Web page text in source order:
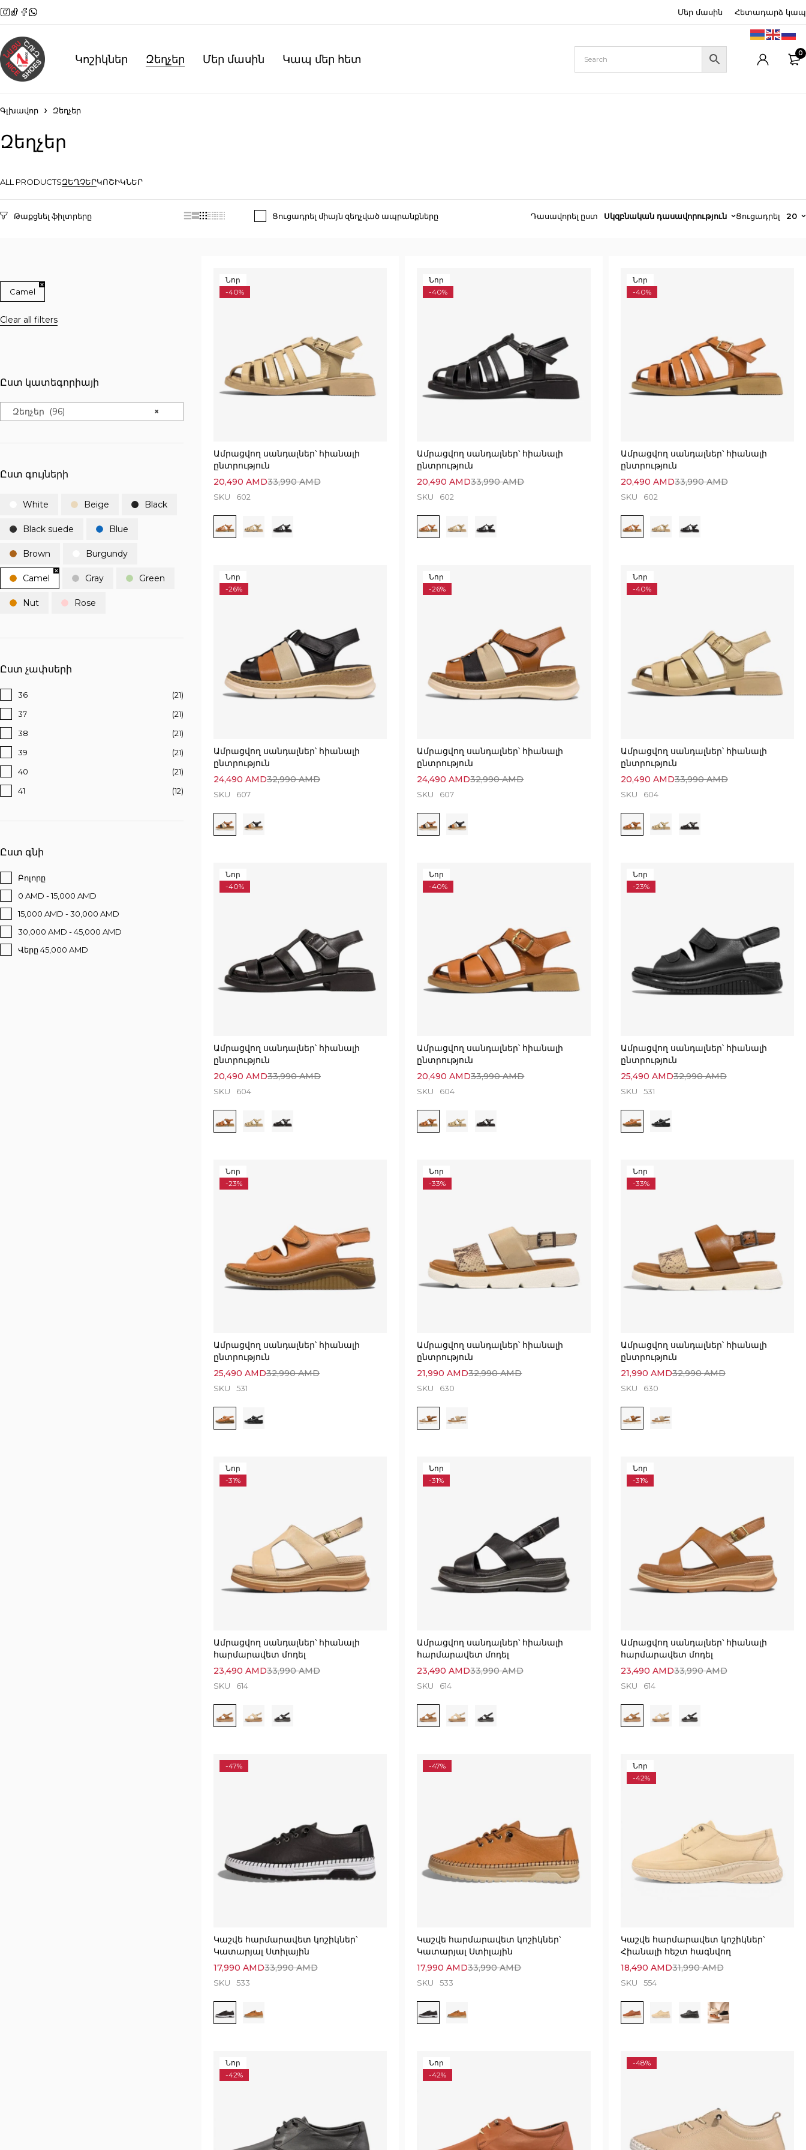
Մեր մասին Հետադարձ կապ
Կոշիկներ Զեղչեր Մեր մասին Կապ մեր հետ 0
Գլխավոր Զեղչեր
Զեղչեր
ALL PRODUCTSԶԵՂՉԵՐԿՈՇԻԿՆԵՐ
Ցուցադրել միայն զեղչված ապրանքները Դասավորել ըստ Սկզբնական դասավորություն Ցուցադրել 20
Camel
Clear all filters
Ըստ կատեգորիայի
×
Զեղչեր (96)
Ըստ գույների
White Beige Black
Black suede Blue
Brown Burgundy
Camel Gray Green
Nut Rose
Ըստ չափսերի
36
(21)
37
(21)
38
(21)
39
(21)
40
(21)
41
(12)
Ըստ գնի
Բոլորը
0 AMD - 15,000 AMD
15,000 AMD - 30,000 AMD
30,000 AMD - 45,000 AMD
Վերը 45,000 AMD
Նոր
-40%
Ամրացվող սանդալներ՝ հիանալի
ընտրություն
33,990AMD
20,490 AMD
SKU 602
Նոր
-40%
Ամրացվող սանդալներ՝ հիանալի
ընտրություն
33,990AMD
20,490AMD
SKU 602
Նոր
-40%
Ամրացվող սանդալներ՝ հիանալի
ընտրություն
33,990AMD
20,490 AMD
SKU 602
Նոր
-26%
Ամրացվող սանդալներ՝ հիանալի
ընտրություն
32,990AMD
24,490 AMD
SKU 607
Նոր
-26%
Ամրացվող սանդալներ՝ հիանալի
ընտրություն
32,990AMD
24,490AMD
SKU 607
Նոր
-40%
Ամրացվող սանդալներ՝ հիանալի
ընտրություն
33,990AMD
20,490 AMD
SKU 604
Նոր
-40%
Ամրացվող սանդալներ՝ հիանալի
ընտրություն
33,990AMD
20,490 AMD
SKU 604
Նոր
-40%
Ամրացվող սանդալներ՝ հիանալի
ընտրություն
33,990AMD
20,490AMD
SKU 604
Նոր
-23%
Ամրացվող սանդալներ՝ հիանալի
ընտրություն
32,990AMD
25,490 AMD
SKU 531
Նոր
-23%
Ամրացվող սանդալներ՝ հիանալի
ընտրություն
32,990AMD
25,490 AMD
SKU 531
Նոր
-33%
Ամրացվող սանդալներ՝ հիանալի
ընտրություն
32,990AMD
21,990AMD
SKU 630
Նոր
-33%
Ամրացվող սանդալներ՝ հիանալի
ընտրություն
32,990AMD
21,990 AMD
SKU 630
Նոր
-31%
Ամրացվող սանդալներ՝ հիանալի
հարմարավետ մոդել
33,990AMD
23,490 AMD
SKU 614
Նոր
-31%
Ամրացվող սանդալներ՝ հիանալի
հարմարավետ մոդել
33,990AMD
23,490AMD
SKU 614
Նոր
-31%
Ամրացվող սանդալներ՝ հիանալի
հարմարավետ մոդել
33,990AMD
23,490 AMD
SKU 614
-47%
Կաշվե հարմարավետ կոշիկներ՝
Կատարյալ Ստիլային
33,990AMD
17,990 AMD
SKU 533
-47%
Կաշվե հարմարավետ կոշիկներ՝
Կատարյալ Ստիլային
33,990AMD
17,990AMD
SKU 533
Նոր
-42%
Կաշվե հարմարավետ կոշիկներ՝
Հիանալի հեշտ հագնվող
31,990AMD
18,490 AMD
SKU 554
Նոր
-42%
Նոր
-42%
-48%